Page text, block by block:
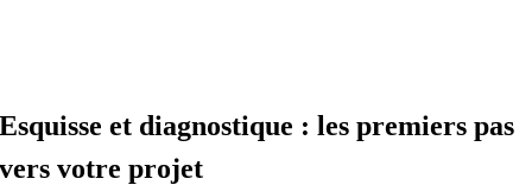
Esquisse et diagnostique : les premiers pas
vers votre projet